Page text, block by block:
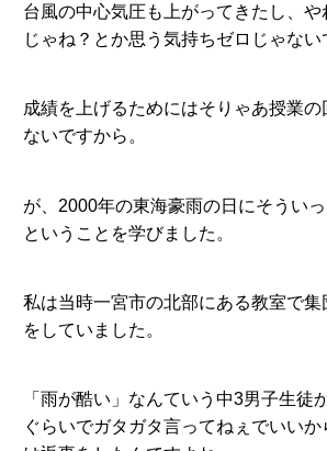
台風の中心気圧も上がってきたし、
じゃね？とか思う気持ちゼロじゃない
成績を上げるためにはそりゃあ授業の
ないですから。
が、2000年の東海豪雨の日にそうい
ということを学びました。
私は当時一宮市の北部にある教室で
をしていました。
「雨が酷い」なんていう中3男子生徒
ぐらいでガタガタ言ってねぇでいい